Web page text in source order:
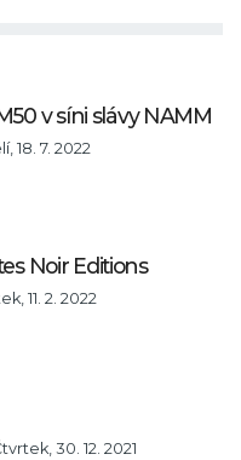
v síni slávy NAMM
18. 7. 2022
Noir Editions
11. 2. 2022
30. 12. 2021